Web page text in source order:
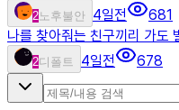
2노후불안 4일전
681
나를 찾아줘는 친구끼리 가도
2디폴트 4일전 678